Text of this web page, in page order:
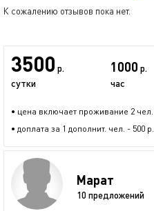
К сожалению отзывов пока нет.
3500 р.
сутки
1000 р.
час
• цена включает проживание 2 чел.
• доплата за 1 дополнит. чел. - 500 р.
Марат
10 предложений